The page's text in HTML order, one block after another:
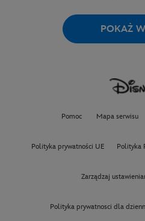
POKAŻ
Pomoc Mapa serwisu
Polityka prywatności UE Polityka
Zarządzaj
Polityka prywatnosci dla